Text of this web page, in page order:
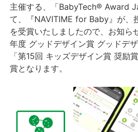
主催する、「BabyTech® Award
て、『NAVITIME for Baby』が、
を受賞いたしましたので、お知ら
年度 グッドデザイン賞 グッドデ
「第15回 キッズデザイン賞 奨励
賞となります。